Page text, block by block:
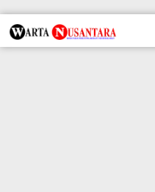
ke
konten